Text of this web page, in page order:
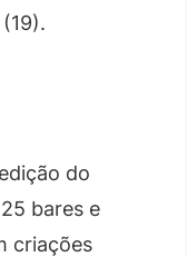
do
bares e
criações